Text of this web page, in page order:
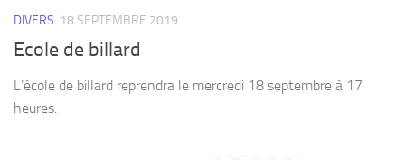
DIVERS 18 SEPTEMBRE 2019
Ecole de billard
L’école de billard reprendra le mercredi 18 septembre à 17
heures.